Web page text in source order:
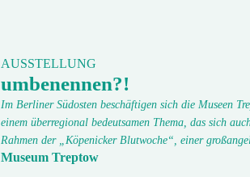
AUSSTELLUNG
umbenennen?!
Im Berliner Südosten beschäftigen sich die Museen
einem überregional bedeutsamen Thema, das sich
Rahmen der „Köpenicker Blutwoche“, einer
Museum Treptow